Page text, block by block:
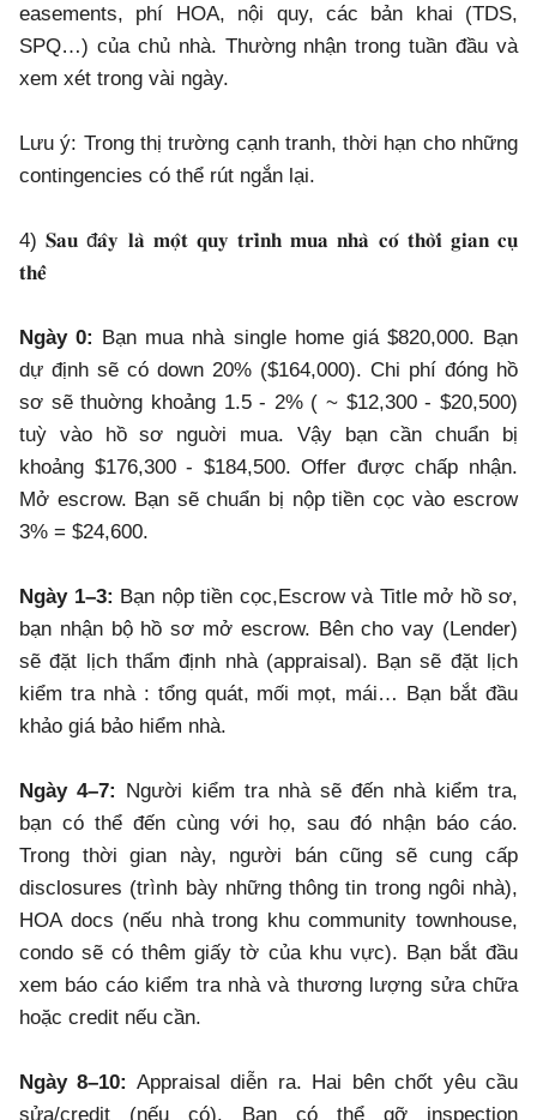
easements, phí HOA, nội quy, các bản khai (TDS,
SPQ…) của chủ nhà. Thường nhận trong tuần đầu và
xem xét trong vài ngày.
Lưu ý: Trong thị trường cạnh tranh, thời hạn cho những
contingencies có thể rút ngắn lại.
4) 𝐒𝐚𝐮 đ𝐚̂𝐲 𝐥𝐚̀ 𝐦𝐨̣̂𝐭 𝐪𝐮𝐲 𝐭𝐫𝐢̀𝐧𝐡 𝐦𝐮𝐚 𝐧𝐡𝐚̀ 𝐜𝐨́ 𝐭𝐡𝐨̛̀𝐢 𝐠𝐢𝐚𝐧 𝐜𝐮̣
𝐭𝐡𝐞̂̉
Ngày 0: Bạn mua nhà single home giá $820,000. Bạn
dự định sẽ có down 20% ($164,000). Chi phí đóng hồ
sơ sẽ thuờng khoảng 1.5 - 2% ( ~ $12,300 - $20,500)
tuỳ vào hồ sơ nguời mua. Vậy bạn cần chuẩn bị
khoảng $176,300 - $184,500. Offer được chấp nhận.
Mở escrow. Bạn sẽ chuẩn bị nộp tiền cọc vào escrow
3% = $24,600.
Ngày 1–3: Bạn nộp tiền cọc,Escrow và Title mở hồ sơ,
bạn nhận bộ hồ sơ mở escrow. Bên cho vay (Lender)
sẽ đặt lịch thẩm định nhà (appraisal). Bạn sẽ đặt lịch
kiểm tra nhà : tổng quát, mối mọt, mái… Bạn bắt đầu
khảo giá bảo hiểm nhà.
Ngày 4–7: Người kiểm tra nhà sẽ đến nhà kiểm tra,
bạn có thể đến cùng với họ, sau đó nhận báo cáo.
Trong thời gian này, người bán cũng sẽ cung cấp
disclosures (trình bày những thông tin trong ngôi nhà),
HOA docs (nếu nhà trong khu community townhouse,
condo sẽ có thêm giấy tờ của khu vực). Bạn bắt đầu
xem báo cáo kiểm tra nhà và thương lượng sửa chữa
hoặc credit nếu cần.
Ngày 8–10: Appraisal diễn ra. Hai bên chốt yêu cầu
sửa/credit (nếu có). Bạn có thể gỡ inspection